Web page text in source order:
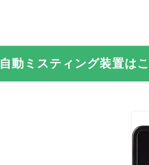
自動ミスティング装置は